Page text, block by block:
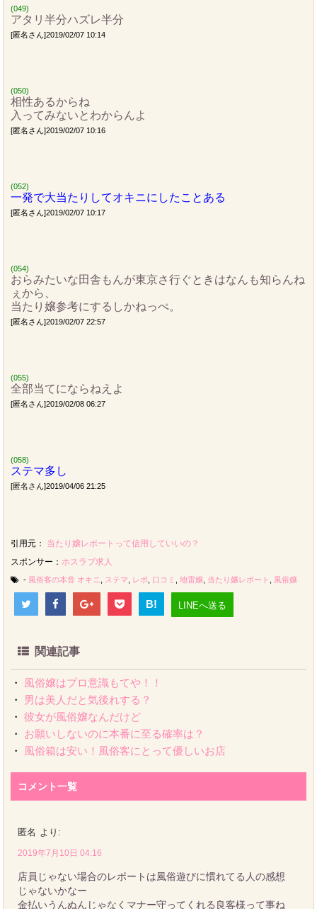
(049)
アタリ半分ハズレ半分
[匿名さん]2019/02/07 10:14
(050)
相性あるからね
入ってみないとわからんよ
[匿名さん]2019/02/07 10:16
(052)
一発で大当たりしてオキニにしたことある
[匿名さん]2019/02/07 10:17
(054)
おらみたいな田舎もんが東京さ行ぐときはなんも知らんね
ぇから、
当たり嬢参考にするしかねっぺ。
[匿名さん]2019/02/07 22:57
(055)
全部当てにならねえよ
[匿名さん]2019/02/08 06:27
(058)
ステマ多し
[匿名さん]2019/04/06 21:25
引用元：
当たり嬢レポートって信用していいの？
スポンサー：ホスラブ求人
- 風俗客の本音 オキニ ステマ レポ 口コミ ,地雷嬢 当たり嬢レポート 風俗嬢
B! LINEへ送る
関連記事
・
風俗嬢はプロ意識もてや！！
・
男は美人だと気後れする？
・ 彼女が風俗嬢なんだけど
・
お願いしないのに本番に至る確率は？
・
風俗箱は安い！風俗客にとって優しいお店
コメント一覧
匿名 より:
2019年7月10日 04:16
店員じゃない場合のレポートは風俗遊びに慣れてる人の感想
じゃないかなー
金払いうんぬんじゃなくマナー守ってくれる良客様って事ね